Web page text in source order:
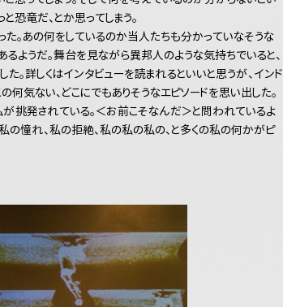
恐竜だ、とか思ってしまう。
。あの何をしているのか当人たちも分かっていなそうな
ようだ。舞台を見ながら異邦人のような気持ちでいると、
。詳しくはインタビューを読まれるといいと思うが、インド
何気ない、どこにでもありそうなエピソードを思い出した。
挑発されている。＜お前こそなんだ＞と問われているよ
の憧れ、私の拒絶、私の私の私の、と多くの私の何かがピ